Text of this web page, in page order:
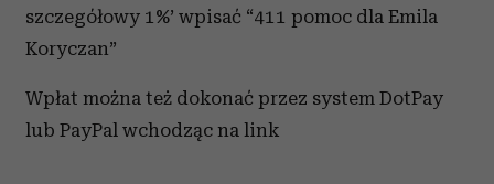
szczegółowy 1%’ wpisać “411 pomoc dla Emila
Koryczan”
Wpłat można też dokonać przez system DotPay
lub PayPal wchodząc na link